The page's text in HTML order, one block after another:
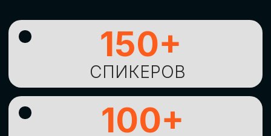
ИЗУЧЕНИЯНОВЫХ
ТЕХНОЛОГИЙИ
СТРАТЕГИЧЕСКИХ
ПОДХОДОВ К ЦИФРОВОЙ
ТРАНСФОРМАЦИИ
БИЗНЕСА